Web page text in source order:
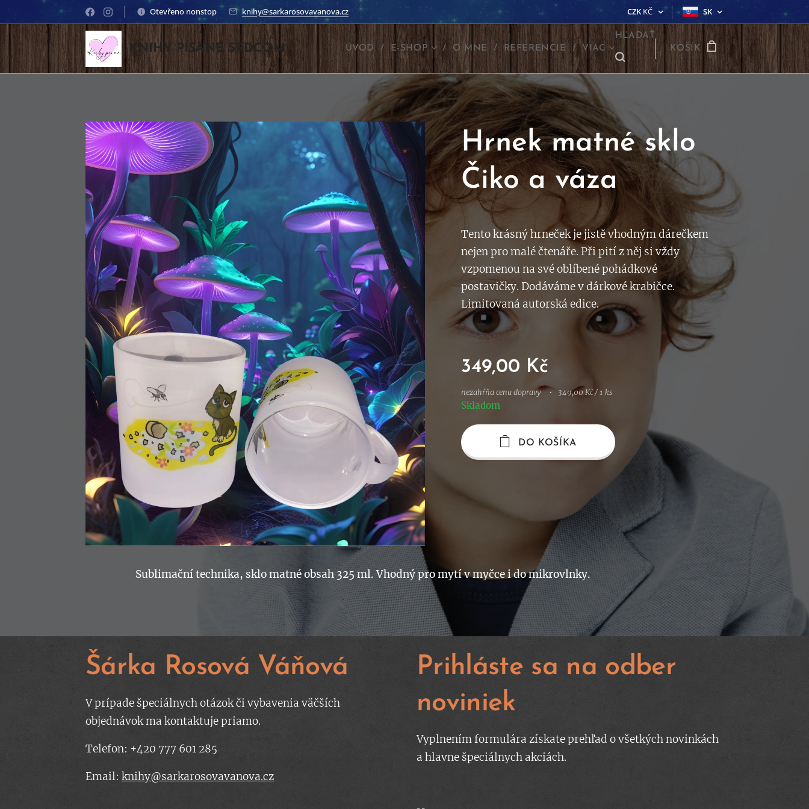
Otevřeno nonstop knihy@sarkarosovavanova.cz CZK KČ SK
KNIHY PÍSANÉ SRDCOM ÚVOD E-SHOP O MNE REFERENCIE VIAC
HĽADAŤ
KOŠÍK
Hrnek matné sklo
Čiko a váza
Tento krásný hrneček je jistě vhodným dárečkem
nejen pro malé čtenáře. Při pití z něj si vždy
vzpomenou na své oblíbené pohádkové
postavičky. Dodáváme v dárkové krabičce.
Limitovaná autorská edice.
349,00 Kč
nezahŕňa cenu dopravy 349,00 Kč / 1 ks
Skladom
DO KOŠÍKA
Sublimační technika, sklo matné obsah 325 ml. Vhodný pro mytí v myčce i do mikrovlnky.
Šárka Rosová Váňová
V prípade špeciálnych otázok či vybavenia väčších
objednávok ma kontaktuje priamo.
Telefon: +420 777 601 285
Email: knihy@sarkarosovavanova.cz
Prihláste sa na odber
noviniek
Vyplnením formulára získate prehľad o všetkých novinkách
a hlavne špeciálnych akciách.